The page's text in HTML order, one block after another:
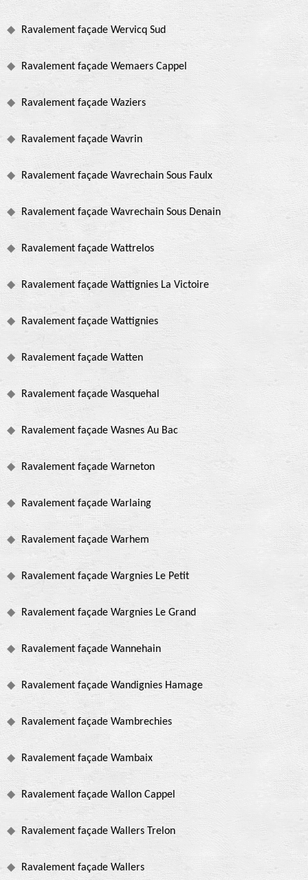
Ravalement façade Wervicq Sud
Ravalement façade Wemaers Cappel
Ravalement façade Waziers
Ravalement façade Wavrin
Ravalement façade Wavrechain Sous Faulx
Ravalement façade Wavrechain Sous Denain
Ravalement façade Wattrelos
Ravalement façade Wattignies La Victoire
Ravalement façade Wattignies
Ravalement façade Watten
Ravalement façade Wasquehal
Ravalement façade Wasnes Au Bac
Ravalement façade Warneton
Ravalement façade Warlaing
Ravalement façade Warhem
Ravalement façade Wargnies Le Petit
Ravalement façade Wargnies Le Grand
Ravalement façade Wannehain
Ravalement façade Wandignies Hamage
Ravalement façade Wambrechies
Ravalement façade Wambaix
Ravalement façade Wallon Cappel
Ravalement façade Wallers Trelon
Ravalement façade Wallers